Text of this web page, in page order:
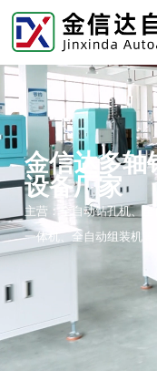
金信达多轴
设备厂家
主营：全自动钻孔机、
一体机、全自动组装机等